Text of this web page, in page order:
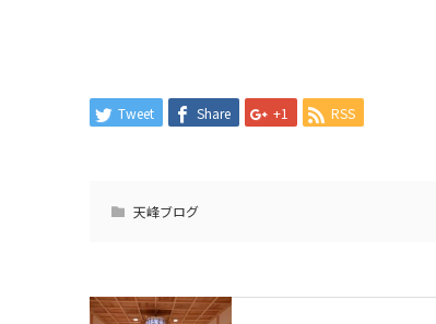
Tweet Share +1 RSS
天峰ブログ